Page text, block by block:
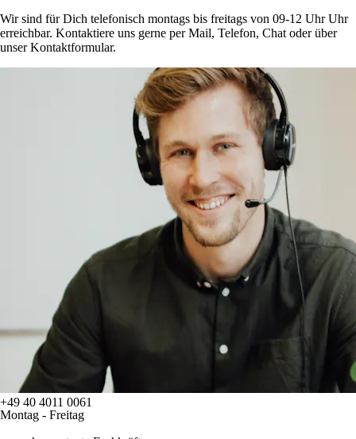
Wir sind für Dich telefonisch montags bis freitags von 09-12 Uhr Uhr
erreichbar. Kontaktiere uns gerne per Mail, Telefon, Chat oder über
unser Kontaktformular.
+49 40 4011 0061
Montag - Freitag